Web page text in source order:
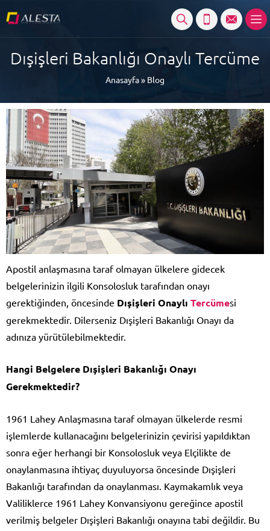
Dışişleri Bakanlığı Onaylı Tercüme
Anasayfa» Blog
Apostil anlaşmasına taraf olmayan ülkelere gidecek
belgelerinizin ilgili Konsolosluk tarafından onayı
gerektiğinden, öncesinde Dışişleri Onaylı Tercümesi
gerekmektedir. Dilerseniz Dışişleri Bakanlığı Onayı da
adınıza yürütülebilmektedir.
Hangi Belgelere Dışişleri Bakanlığı Onayı
Gerekmektedir?
1961 Lahey Anlaşmasına taraf olmayan ülkelerde resmi
işlemlerde kullanacağını belgelerinizin çevirisi yapıldıktan
sonra eğer herhangi bir Konsolosluk veya Elçilikte de
onaylanmasına ihtiyaç duyuluyorsa öncesinde Dışişleri
Bakanlığı tarafından da onaylanması. Kaymakamlık veya
Valiliklerce 1961 Lahey Konvansiyonu gereğince apostil
verilmiş belgeler Dışişleri Bakanlığı onayına tabi değildir. Bu